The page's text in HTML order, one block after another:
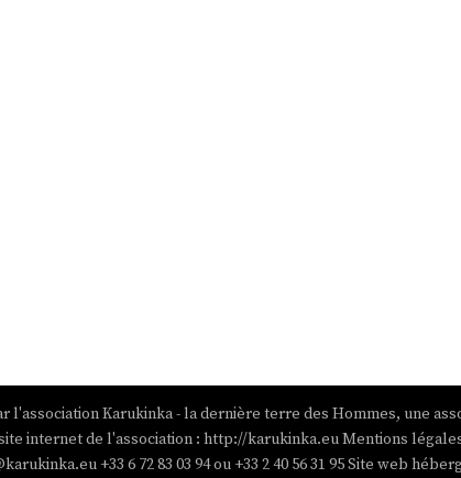
Karukinka - la dernière terre des Hommes, une
internet de l'association : http://karukinka.eu Mentions légales
+33 6 72 83 03 94 ou +33 2 40 56 31 95 Site web